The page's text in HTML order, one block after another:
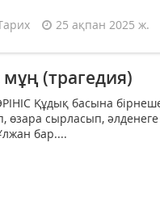
25 ақпан 2025 ж.
(трагедия)
Құдық басына
өзара сырласып,
бар....